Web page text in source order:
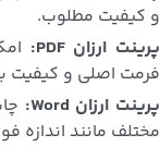
و کیفیت مطلوب.
پرینت ارزان PDF:
فرمت اصلی و کیفیت
پرینت ارزان Word:
مختلف مانند اندازه